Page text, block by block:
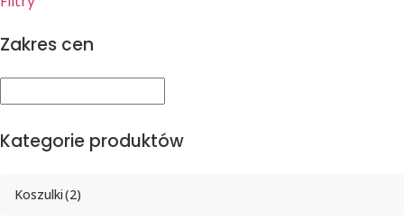
Zakres cen
Kategorie produktów
Koszulki(2)